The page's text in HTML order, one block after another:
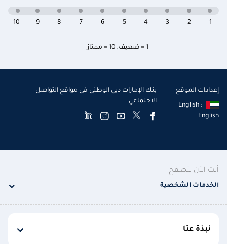
1 = ضعيف , 10 = ممتاز
10 9 8 7 6 5 4 3 2 1
إعدادات الموقع
English :
English
بنك الإمارات دبي الوطني في مواقع التواصل
الاجتماعي
أنت الآن تتصفح
الخدمات الشخصية
نبذة عنّا